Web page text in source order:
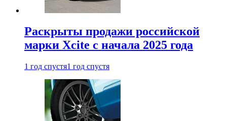
Раскрыты продажи российской
марки Xcite с начала 2025 года
1 год спустя1 год спустя